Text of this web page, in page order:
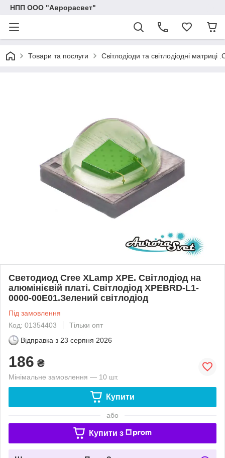
НПП ООО "Аврорасвет"
Товари та послуги Світлодіоди та світлодіодні матриці
Светодиод Cree XLamp XPE. Світлодіод на
алюмінієвій платі. Світлодіод XPEBRD-L1-
0000-00E01.Зелений світлодіод
Під замовлення
Код: 01354403
Тільки опт
Відправка з 23 серпня 2026
186 ₴
Мінімальне замовлення — 10 шт.
Купити
або
Купити з